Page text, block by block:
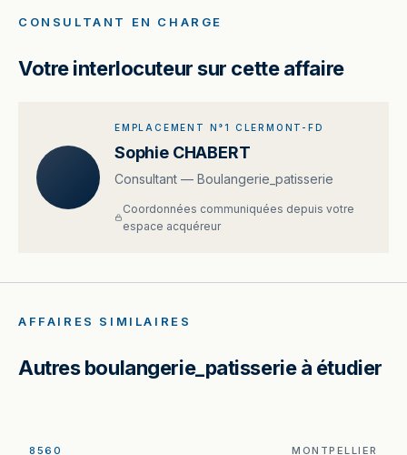
CONSULTANT EN CHARGE
Votre interlocuteur sur cette affaire
EMPLACEMENT N°1 CLERMONT-FD
Sophie CHABERT
Consultant — Boulangerie_patisserie
Coordonnées communiquées depuis votre
espace acquéreur
AFFAIRES SIMILAIRES
Autres boulangerie_patisserie à étudier
8560 MONTPELLIER